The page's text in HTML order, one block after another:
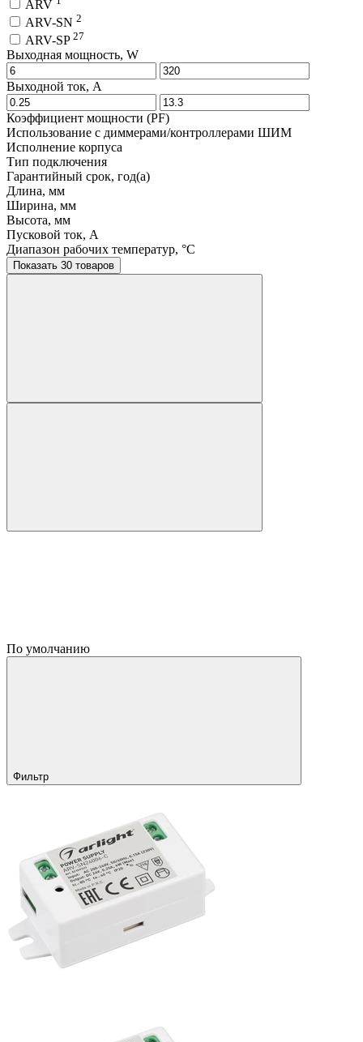
ARV
ARV-SN 2
ARV-SP 27
Выходная мощность, W
Выходной ток, A
Коэффициент мощности (PF)
Использование с диммерами/контроллерами ШИМ
Исполнение корпуса
Тип подключения
Гарантийный срок, год(а)
Длина, мм
Ширина, мм
Высота, мм
Пусковой ток, A
Диапазон рабочих температур, °C
Показать 30 товаров
По умолчанию
Фильтр